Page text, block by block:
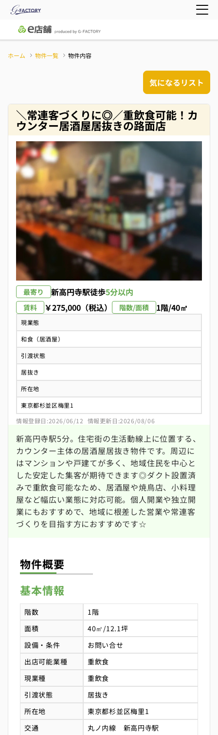
ホーム 物件一覧 物件内容
気になるリスト
＼常連客づくりに◎／重飲食可能！カ
ウンター居酒屋居抜きの路面店
最寄り 新高円寺駅徒歩5分以内
賃料 ￥275,000（税込） 階数/面積 1階/40㎡
現業態
和食（居酒屋）
引渡状態
居抜き
所在地
東京都杉並区梅里1
情報登録日:2026/06/12 情報更新日:2026/08/06
新高円寺駅5分。住宅街の生活動線上に位置する、
カウンター主体の居酒屋居抜き物件です。周辺に
はマンションや戸建てが多く、地域住民を中心と
した安定した集客が期待できます◎ダクト設置済
みで重飲食可能なため、居酒屋や焼鳥店、小料理
屋など幅広い業態に対応可能。個人開業や独立開
業にもおすすめで、地域に根差した営業や常連客
づくりを目指す方におすすめです☆
物件概要
基本情報
階数
1階
面積
40㎡/12.1坪
設備・条件
お問い合せ
出店可能業種
重飲食
現業種
重飲食
引渡状態
居抜き
所在地
東京都杉並区梅里1
交通
丸ノ内線 新高円寺駅